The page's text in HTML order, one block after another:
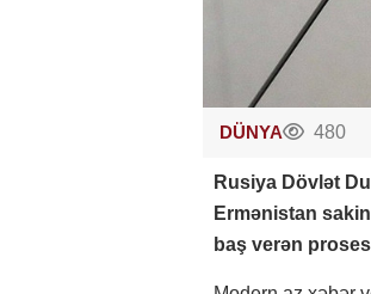
DÜNYA 480
Rusiya Dövlət
Ermənistan
baş verən